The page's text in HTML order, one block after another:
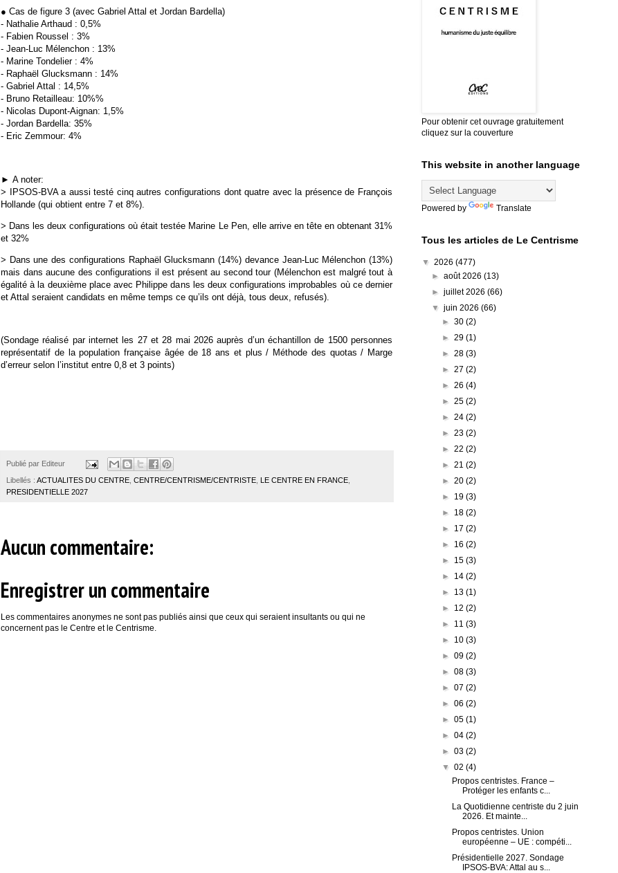
● Cas de figure 3 (avec Gabriel Attal et Jordan Bardella)
- Nathalie Arthaud : 0,5%
- Fabien Roussel : 3%
- Jean-Luc Mélenchon : 13%
- Marine Tondelier : 4%
- Raphaël Glucksmann : 14%
- Gabriel Attal : 14,5%
- Bruno Retailleau: 10%%
- Nicolas Dupont-Aignan: 1,5%
- Jordan Bardella: 35%
- Eric Zemmour: 4%
► A noter:
> IPSOS-BVA a aussi testé cinq autres configurations dont quatre avec la présence de François
Hollande (qui obtient entre 7 et 8%).
> Dans les deux configurations où était testée Marine Le Pen, elle arrive en tête en obtenant 31%
et 32%
> Dans une des configurations Raphaël Glucksmann (14%) devance Jean-Luc Mélenchon (13%)
mais dans aucune des configurations il est présent au second tour (Mélenchon est malgré tout à
égalité à la deuxième place avec Philippe dans les deux configurations improbables où ce dernier
et Attal seraient candidats en même temps ce qu’ils ont déjà, tous deux, refusés).
(Sondage réalisé par internet les 27 et 28 mai 2026 auprès d’un échantillon de 1500 personnes
représentatif de la population française âgée de 18 ans et plus / Méthode des quotas / Marge
d’erreur selon l’institut entre 0,8 et 3 points)
Publié par Editeur
Libellés : ACTUALITES DU CENTRE CENTRE/CENTRISME/CENTRISTE LE CENTRE EN FRANCE
PRESIDENTIELLE 2027
Aucun commentaire:
Enregistrer un commentaire
Les commentaires anonymes ne sont pas publiés ainsi que ceux qui seraient insultants ou qui ne
concernent pas le Centre et le Centrisme.
Pour obtenir cet ouvrage gratuitement
cliquez sur la couverture
This website in another language
Powered by Translate
Tous les articles de Le Centrisme
▼ 2026 (477)
►août 2026(13)
►juillet 2026(66)
▼juin 2026(66)
► 30 (2)
► 29 (1)
► 28 (3)
► 27 (2)
► 26 (4)
► 25 (2)
► 24 (2)
► 23 (2)
► 22 (2)
► 21 (2)
► 20 (2)
► 19 (3)
► 18 (2)
► 17 (2)
► 16 (2)
► 15 (3)
► 14 (2)
► 13 (1)
► 12 (2)
► 11 (3)
► 10 (3)
► 09 (2)
► 08 (3)
► 07 (2)
► 06 (2)
► 05 (1)
► 04 (2)
► 03 (2)
▼ 02 (4)
Propos centristes. France –
Protéger les enfants c...
La Quotidienne centriste du 2 juin
2026. Et mainte...
Propos centristes. Union
européenne – UE : compéti...
Présidentielle 2027. Sondage
IPSOS-BVA: Attal au s...